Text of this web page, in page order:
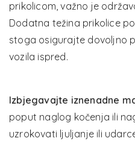
prikolicom, važno je
Dodatna težina prikolice
stoga osigurajte dovoljno
vozila ispred.
Izbjegavajte iznenadne
poput naglog kočenja ili
uzrokovati ljuljanje ili